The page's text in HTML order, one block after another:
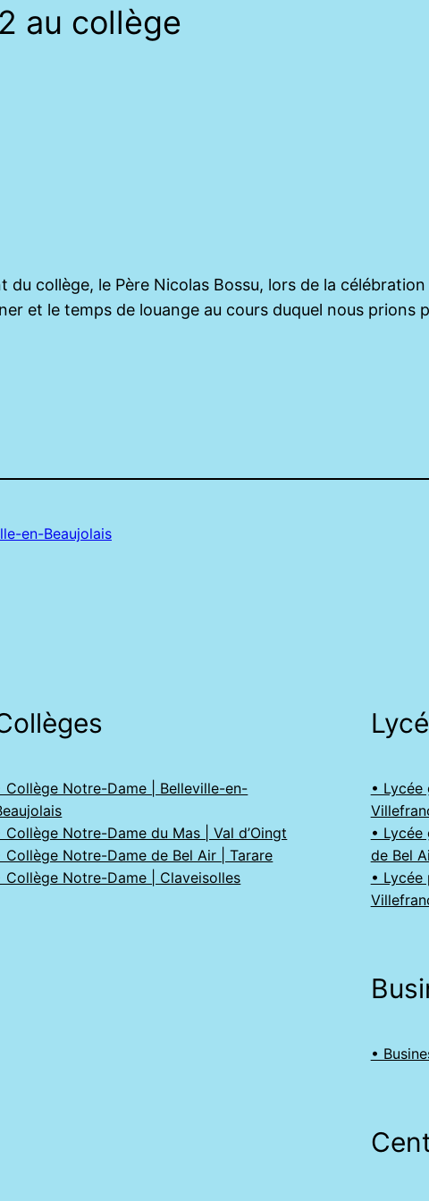
au collège
collège, le Père Nicolas Bossu, lors de la
et le temps de louange au cours duquel nous prions
en-Beaujolais
Collège Notre-Dame | Belleville-en-
Collège Notre-Dame du Mas | Val d’Oingt
Collège Notre-Dame de Bel Air | Tarare
Collège Notre-Dame | Claveisolles
• Lycée
•
de Bel
• Lycée
•